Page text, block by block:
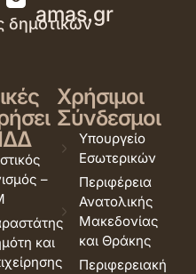
amas.gr
δημοτικών
–
και
Χρήσιμοι
Σύνδεσμοι
Υπουργείο
Εσωτερικών
Περιφέρεια
Ανατολικής
Μακεδονίας
και Θράκης
Περιφερειακή